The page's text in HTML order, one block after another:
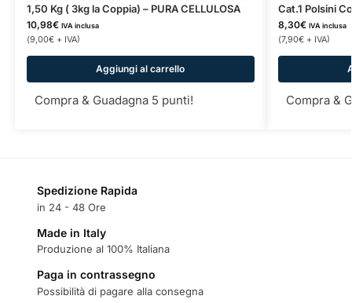
1,50 Kg ( 3kg la Coppia) – PURA CELLULOSA
10,98€ IVA inclusa
(9,00€+ IVA)
Aggiungi al carrello
Compra & Guadagna 5 punti!
Cat.1 Polsini
8,30€ IVA inclusa
(7,90€+ IVA)
Compra &
Spedizione Rapida
in 24 - 48 Ore
Made in Italy
Produzione al 100% Italiana
Paga in contrassegno
Possibilità di pagare alla consegna